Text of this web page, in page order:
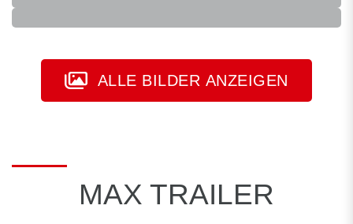
ALLE BILDER ANZEIGEN
MAX TRAILER